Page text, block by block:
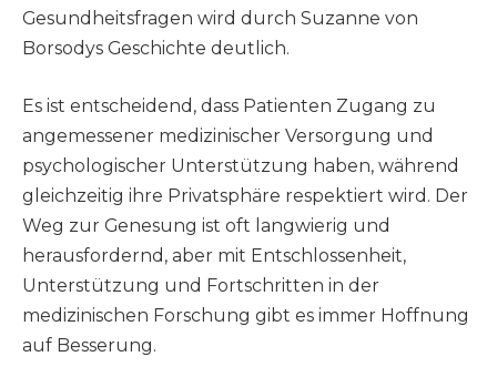
Gesundheitsfragen wird durch Suzanne von
Borsodys Geschichte deutlich.
Es ist entscheidend, dass Patienten Zugang zu
angemessener medizinischer Versorgung und
psychologischer Unterstützung haben, während
gleichzeitig ihre Privatsphäre respektiert wird. Der
Weg zur Genesung ist oft langwierig und
herausfordernd, aber mit Entschlossenheit,
Unterstützung und Fortschritten in der
medizinischen Forschung gibt es immer Hoffnung
auf Besserung.